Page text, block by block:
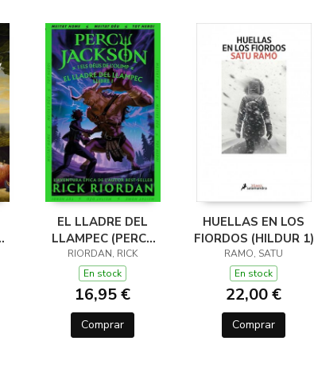
EL LLADRE DEL
LLAMPEC (PERCY
JACKSON I ELS
DÉUS DE L'OLIMP 1)
RIORDAN, RICK
En stock
16,95 €
Comprar
HUELLAS EN LOS
FIORDOS (HILDUR 1)
RAMO, SATU
En stock
22,00 €
Comprar